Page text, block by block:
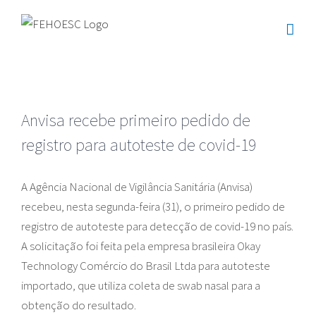
Anvisa recebe primeiro pedido de
registro para autoteste de covid-19
A Agência Nacional de Vigilância Sanitária (Anvisa)
recebeu, nesta segunda-feira (31), o primeiro pedido de
registro de autoteste para detecção de covid-19 no país.
A solicitação foi feita pela empresa brasileira Okay
Technology Comércio do Brasil Ltda para autoteste
importado, que utiliza coleta de swab nasal para a
obtenção do resultado.